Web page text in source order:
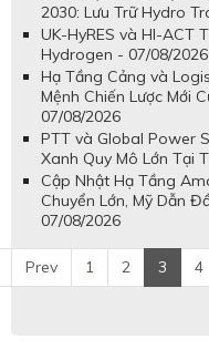
2030: Lưu Trữ Hydro
UK-HyRES và HI-ACT
Hydrogen - 07/08/2026
Hạ Tầng Cảng và
Mệnh Chiến Lược Mới
07/08/2026
PTT và Global Power
Xanh Quy Mô Lớn Tại
Cập Nhật Hạ Tầng
Chuyển Lớn, Mỹ Dẫn
07/08/2026
Prev 1 2 3 4